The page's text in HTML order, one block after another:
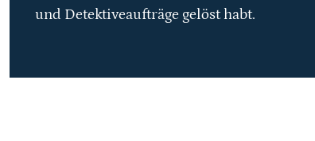
und Detektiveaufträge gelöst habt.